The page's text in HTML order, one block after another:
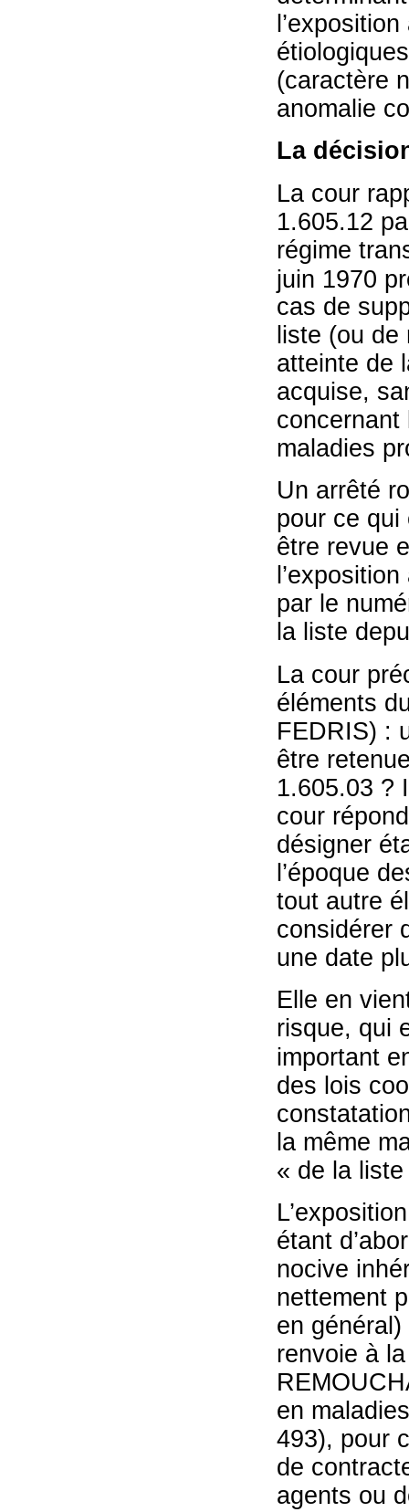
(caractère
anomalie
La
La cour
1.605.12
régime
juin 1970
cas de
liste (ou
atteinte de
acquise,
concernant
maladies
Un arrêté
pour ce qui
être revue
par le
la liste
La cour
éléments
FEDRIS) :
être
1.605.03 ?
cour
désigner
l’époque
tout autre
considérer
une date
Elle en
risque, qui
important
des lois
la même
« de la
étant
nocive
nettement
en
renvoie à
en
493), pour
de
agents ou